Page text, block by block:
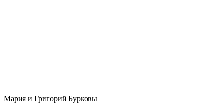
Мария и Григорий Бурковы